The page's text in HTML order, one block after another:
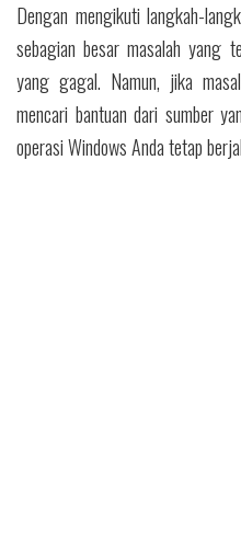
Dengan mengikuti langkah-
sebagian besar masalah yang
yang gagal. Namun, jika
mencari bantuan dari sumber
operasi Windows Anda tetap